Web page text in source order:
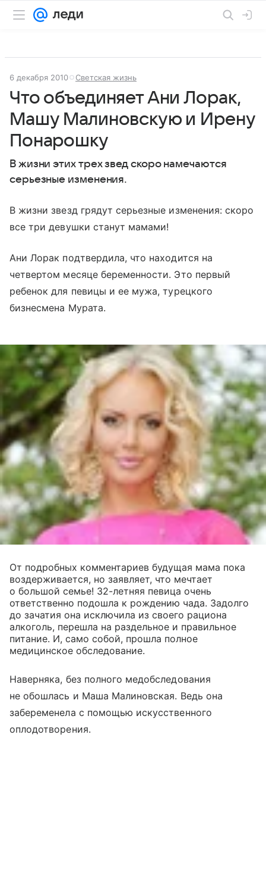
6 декабря 2010 Светская жизнь
Что объединяет Ани Лорак,
Машу Малиновскую и Ирену
Понарошку
В жизни этих трех звед скоро намечаются
серьезные изменения.
В жизни звезд грядут серьезные изменения: скоро
все три девушки станут мамами!
Ани Лорак подтвердила, что находится на
четвертом месяце беременности. Это первый
ребенок для певицы и ее мужа, турецкого
бизнесмена Мурата.
От подробных комментариев будущая мама пока
воздерживается, но заявляет, что мечтает
о большой семье! 32-летняя певица очень
ответственно подошла к рождению чада. Задолго
до зачатия она исключила из своего рациона
алкоголь, перешла на раздельное и правильное
питание. И, само собой, прошла полное
медицинское обследование.
Наверняка, без полного медобследования
не обошлась и Маша Малиновская. Ведь она
забеременела с помощью искусственного
оплодотворения.